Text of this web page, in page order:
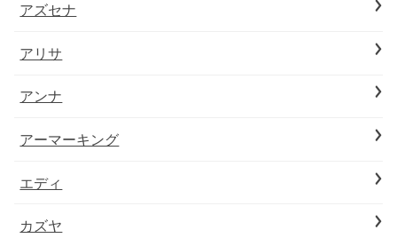
アズセナ
アリサ
アンナ
アーマーキング
エディ
カズヤ